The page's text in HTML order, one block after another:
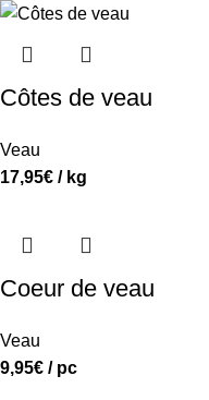
Côtes de veau
Veau
17,95€ / kg
Coeur de veau
Veau
9,95€ / pc